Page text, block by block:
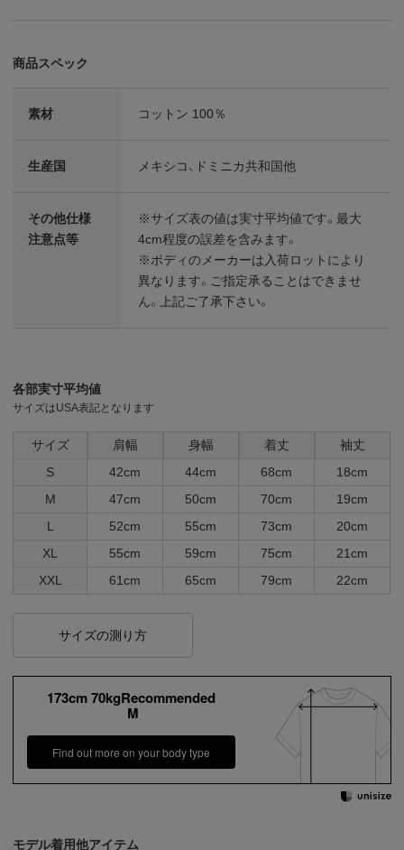
商品スペック
素材 コットン 100％
生産国 メキシコ、ドミニカ共和国他
その他仕様
注意点等
※サイズ表の値は実寸平均値です。最大
4cm程度の誤差を含みます。
※ボディのメーカーは入荷ロットにより
異なります。ご指定承ることはできませ
ん。上記ご了承下さい。
各部実寸平均値
サイズはUSA表記となります
サイズ 肩幅 身幅 着丈
袖丈
S
42cm 44cm 68cm
18cm
M
47cm 50cm 70cm
19cm
L
52cm 55cm 73cm
20cm
XL
55cm 59cm 75cm
21cm
XXL
61cm 65cm 79cm 22cm
サイズの測り方
173cm 70kgRecommended
M
Find out more on your body type
モデル着用他アイテム